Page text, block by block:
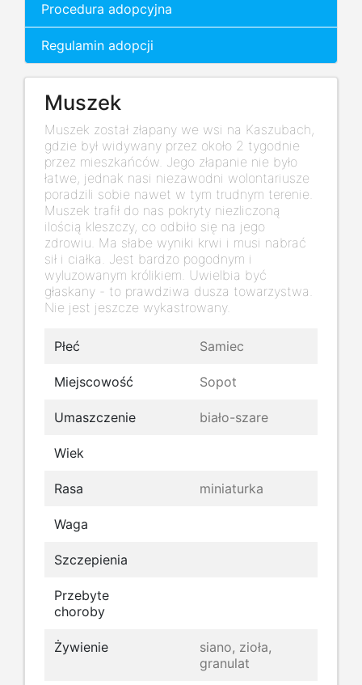
Procedura adopcyjna
Regulamin adopcji
Muszek
Muszek został złapany we wsi na Kaszubach,
gdzie był widywany przez około 2 tygodnie
przez mieszkańców. Jego złapanie nie było
łatwe, jednak nasi niezawodni wolontariusze
poradzili sobie nawet w tym trudnym terenie.
Muszek trafił do nas pokryty niezliczoną
ilością kleszczy, co odbiło się na jego
zdrowiu. Ma słabe wyniki krwi i musi nabrać
sił i ciałka. Jest bardzo pogodnym i
wyluzowanym królikiem. Uwielbia być
głaskany - to prawdziwa dusza towarzystwa.
Nie jest jeszcze wykastrowany.
Płeć Samiec
Miejscowość Sopot
Umaszczenie biało-szare
Wiek
Rasa miniaturka
Waga
Szczepienia
Przebyte
choroby
Żywienie
siano, zioła,
granulat